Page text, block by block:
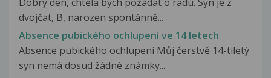
dvojčat, B, narozen spontánně...
Absence pubického ochlupení ve 14 letech
Absence pubického ochlupení Můj čerstvě 14-tiletý
syn nemá dosud žádné známky...